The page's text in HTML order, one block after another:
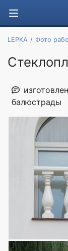
LEPKA Фото
балюстрады